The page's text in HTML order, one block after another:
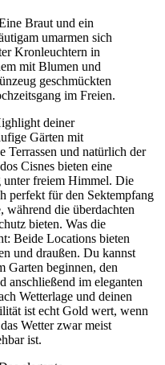
deiner
Gärten mit
Terrassen und natürlich der
Cisnes bieten eine
unter freiem Himmel. Die
perfekt für den Sektempfang
während die überdachten
bieten. Was die
Beide Locations bieten
und draußen. Du kannst
Garten beginnen, den
anschließend im eleganten
Wetterlage und deinen
ist echt Gold wert, wenn
Wetter zwar meist
ist.